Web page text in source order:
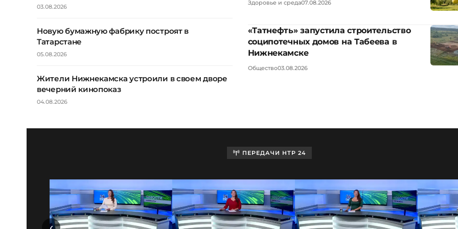
03.08.2026
Новую бумажную фабрику построят в
Татарстане
05.08.2026
Жители Нижнекамска устроили в своем дворе
вечерний кинопоказ
04.08.2026
Здоровье и среда07.08.2026
«Татнефть» запустила строительство
соципотечных домов на Табеева в
Нижнекамске
Общество03.08.2026
ПЕРЕДАЧИ НТР 24